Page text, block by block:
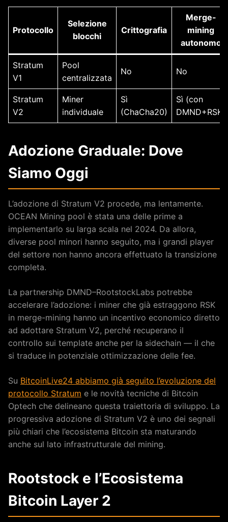
Protocollo
Selezione
blocchi
Crittografia
Merge-
mining
autonomo
Stratum
V1
Pool
centralizzata
No No
Stratum
V2
Miner
individuale
Sì
(ChaCha20)
Sì (con
DMND+RSK)
Adozione Graduale: Dove
Siamo Oggi
L’adozione di Stratum V2 procede, ma lentamente.
OCEAN Mining pool è stata una delle prime a
implementarlo su larga scala nel 2024. Da allora,
diverse pool minori hanno seguito, ma i grandi player
del settore non hanno ancora effettuato la transizione
completa.
La partnership DMND–RootstockLabs potrebbe
accelerare l’adozione: i miner che già estraggono RSK
in merge-mining hanno un incentivo economico diretto
ad adottare Stratum V2, perché recuperano il
controllo sui template anche per la sidechain — il che
si traduce in potenziale ottimizzazione delle fee.
Su BitcoinLive24 abbiamo già seguito l’evoluzione del
protocollo Stratum e le novità tecniche di Bitcoin
Optech che delineano questa traiettoria di sviluppo. La
progressiva adozione di Stratum V2 è uno dei segnali
più chiari che l’ecosistema Bitcoin sta maturando
anche sul lato infrastrutturale del mining.
Rootstock e l’Ecosistema
Bitcoin Layer 2